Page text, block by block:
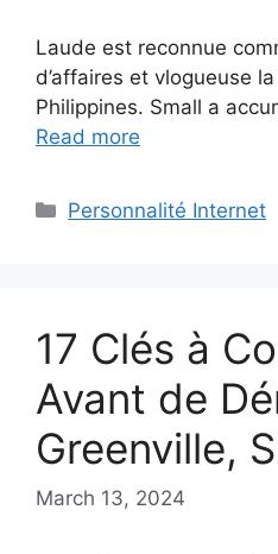
Laude est reconnue
d’affaires et vlogueuse
Philippines. Small a
Read more
Categories
Personnalité Internet
17 Clés à
Avant de
Greenville,
March 13, 2024